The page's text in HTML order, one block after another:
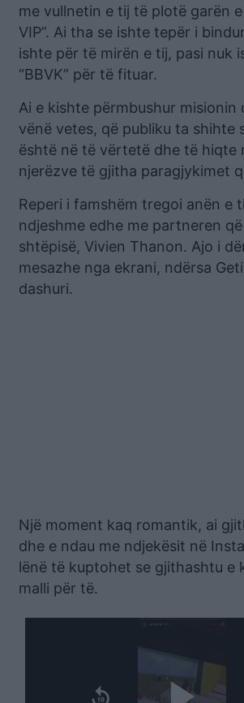
me vullnetin e tij të plotë garën
VIP”. Ai tha se ishte tepër i
ishte për të mirën e tij, pasi nuk
“BBVK” për të fituar.
Ai e kishte përmbushur misionin
vënë vetes, që publiku ta shihte
është në të vërtetë dhe të hiqte
njerëzve të gjitha paragjykimet
Reperi i famshëm tregoi anën e
ndjeshme edhe me partneren
shtëpisë, Vivien Thanon. Ajo i
mesazhe nga ekrani, ndërsa
dashuri.
Një moment kaq romantik, ai
dhe e ndau me ndjekësit në
lënë të kuptohet se gjithashtu e
malli për të.